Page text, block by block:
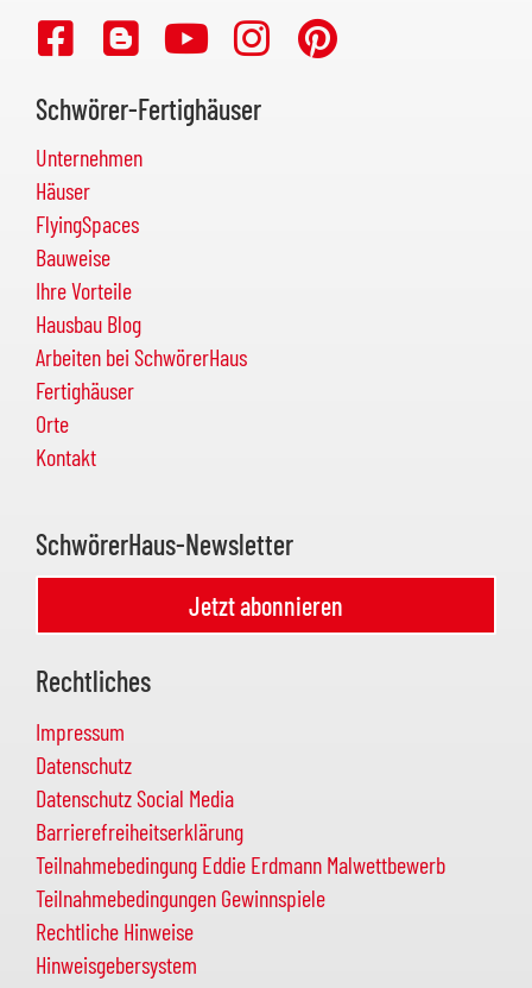
Schwörer-Fertighäuser
Unternehmen
Häuser
FlyingSpaces
Bauweise
Ihre Vorteile
Hausbau Blog
Arbeiten bei SchwörerHaus
Fertighäuser
Orte
Kontakt
SchwörerHaus-Newsletter
Jetzt abonnieren
Rechtliches
Impressum
Datenschutz
Datenschutz Social Media
Barrierefreiheitserklärung
Teilnahmebedingung Eddie Erdmann Malwettbewerb
Teilnahmebedingungen Gewinnspiele
Rechtliche Hinweise
Hinweisgebersystem